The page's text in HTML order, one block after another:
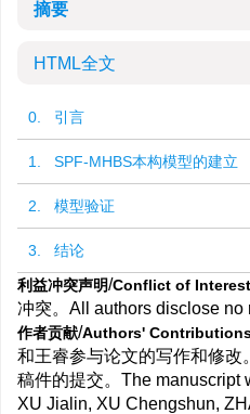
摘要
HTML全文
0. 引言
1. SPF-MHBS本构模型的建立
2. 模型验证
3. 结论
利益冲突声明/Conflict of
冲突。All authors disclose no
作者贡献/Authors'
和王睿参与论文的写作和修
稿件的提交。The manuscript
XU Jialin, XU Chengshun,